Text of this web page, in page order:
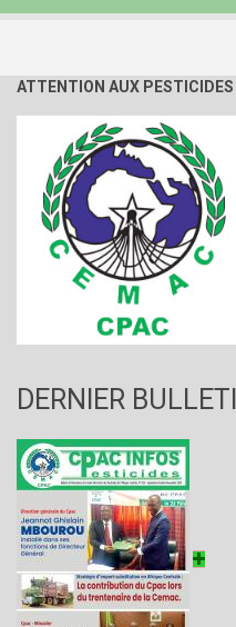
ATTENTION AUX PESTICIDES
DERNIER